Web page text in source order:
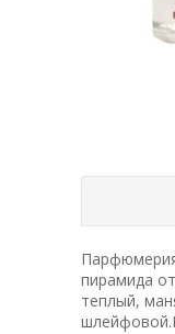
пирамида
теплый,